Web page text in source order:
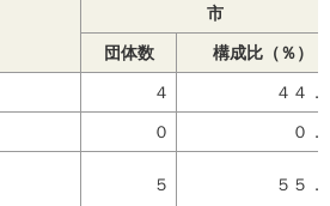
市
団体数 構成比（％）
４ ４４．
０ ０．
５ ５５．